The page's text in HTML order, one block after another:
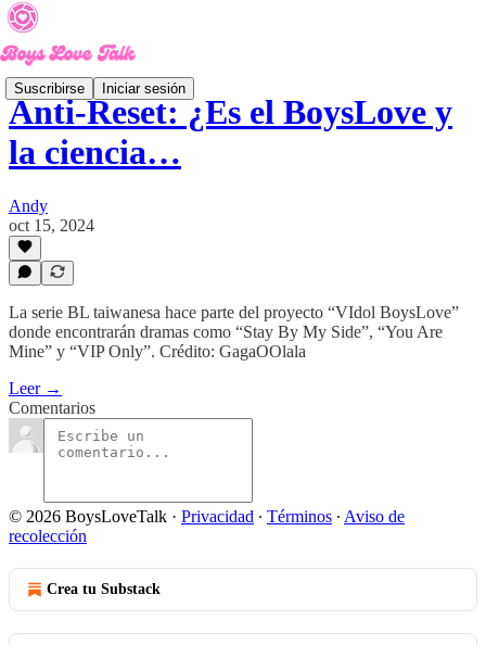
Suscribirse Iniciar sesión
Anti-Reset: ¿Es el BoysLove y
la ciencia…
Andy
oct 15, 2024
La serie BL taiwanesa hace parte del proyecto “VIdol BoysLove”
donde encontrarán dramas como “Stay By My Side”, “You Are
Mine” y “VIP Only”. Crédito: GagaOOlala
Leer →
Comentarios
© 2026 BoysLoveTalk · Privacidad ∙ Términos ∙ Aviso de
recolección
Crea tu Substack